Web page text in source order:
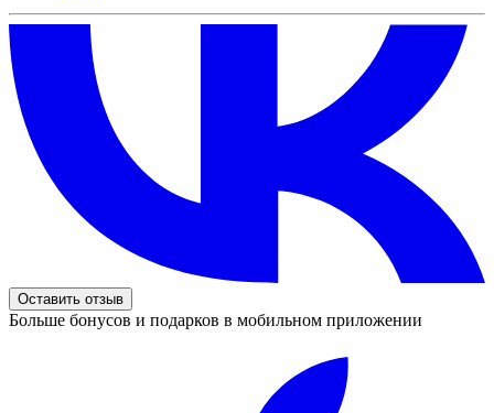
Оставить отзыв
Больше бонусов и подарков в мобильном приложении